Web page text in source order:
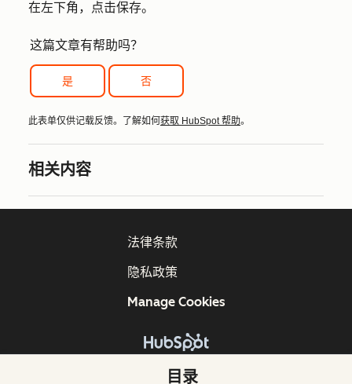
在左下角，点击保存。
这篇文章有帮助吗？
是 否
此表单仅供记载反馈。了解如何 获取 HubSpot 帮助。
相关内容
目录
版权所有 © 2026 HubSpot, Inc.
法律条款
隐私政策
Manage Cookies